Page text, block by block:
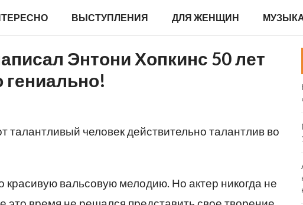
ВЫСТУПЛЕНИЯ ДЛЯ ЖЕНЩИН
Энтони Хопкинс 50 лет
талантливый человек действительно талантлив во
вальсовую мелодию. Но актер никогда не